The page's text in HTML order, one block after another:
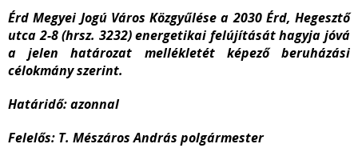
Érd Megyei Jogú Város Közgyűlése a 2030 Érd, Hegesztő
utca 2-8 (hrsz. 3232) energetikai felújítását hagyja jóvá
a jelen határozat mellékletét képező beruházási
célokmány szerint.
Határidő:azonnal
Felelős: T. Mészáros András polgármester